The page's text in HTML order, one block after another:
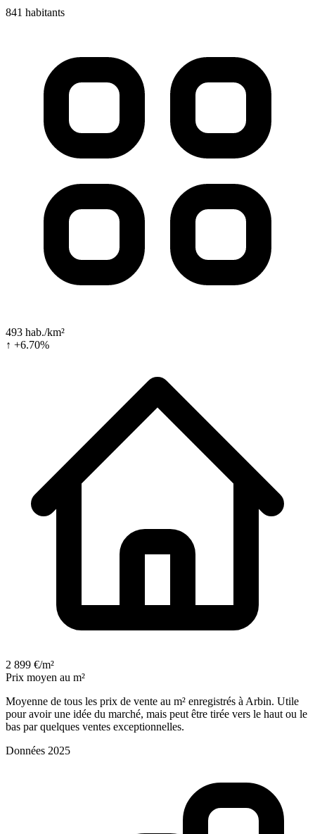
841 habitants
493 hab./km²
↑ +6.70%
2 899 €/m²
Prix moyen au m²
Moyenne de tous les prix de vente au m² enregistrés à Arbin. Utile
pour avoir une idée du marché, mais peut être tirée vers le haut ou le
bas par quelques ventes exceptionnelles.
Données 2025